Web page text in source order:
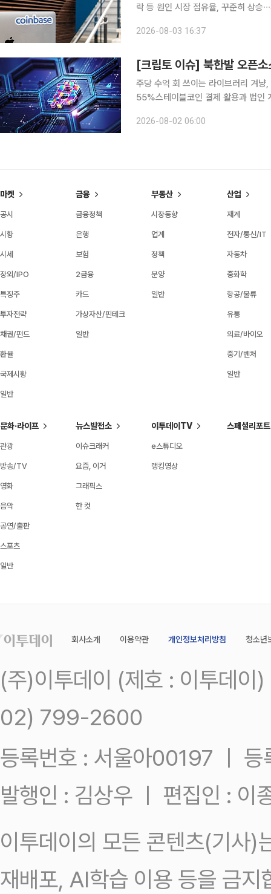
락 등 원인 시장 점유율, 꾸준히 상승
증가했다며 낙관적인 태도다. 투자업
2026-08-03 16:37
주당 수억 회 쓰이는 라이브러리 겨냥
55%스테이블코인 결제 활용과 법인
토 산업에서 보안 문제가 다시 핵심
2026-08-02 06:00
마켓
공시
시황
시세
장외/IPO
특징주
투자전략
채권/펀드
환율
국제시황
일반
금융
금융정책
은행
보험
2금융
카드
가상자산/핀테크
일반
부동산
시장동향
업계
정책
분양
일반
산업
재계
전자/통신/IT
자동차
중화학
항공/물류
유통
의료/바이오
중기/벤처
일반
문화·라이프
관광
방송/TV
영화
음악
공연/출판
스포츠
일반
뉴스발전소
이슈크래커
요즘, 이거
그래픽스
한 컷
이투데이TV
e스튜디오
랭킹영상
스페셜리포트
회사소개 이용약관 개인정보처리방침 청소년
(주)이투데이 (제호 : 이투데
02) 799-2600
등록번호 : 서울아00197 ㅣ
발행인 : 김상우 ㅣ 편집인 : 이
이투데이의 모든 콘텐츠(기사)
재배포, AI학습 이용 등을 금지